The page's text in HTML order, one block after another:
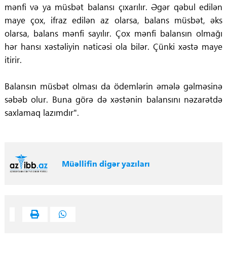
mənfi və ya müsbət balansı çıxarılır. Əgər qəbul edilən
maye çox, ifraz edilən az olarsa, balans müsbət, əks
olarsa, balans mənfi sayılır. Çox mənfi balansın olmağı
hər hansı xəstəliyin nəticəsi ola bilər. Çünki xəstə maye
itirir.
Balansın müsbət olması da ödemlərin əmələ gəlməsinə
səbəb olur. Buna görə də xəstənin balansını nəzarətdə
saxlamaq lazımdır".
Müəllifin digər yazıları